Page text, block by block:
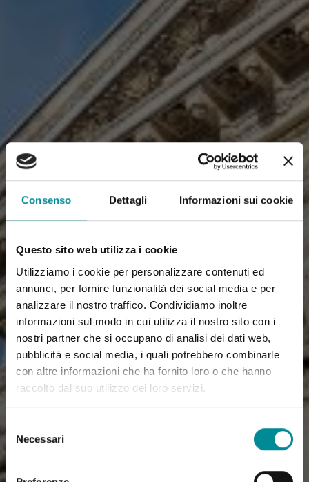
Consenso Dettagli Informazioni sui cookie
Questo sito web utilizza i cookie
Utilizziamo i cookie per personalizzare contenuti ed
annunci, per fornire funzionalità dei social media e per
analizzare il nostro traffico. Condividiamo inoltre
informazioni sul modo in cui utilizza il nostro sito con i
nostri partner che si occupano di analisi dei dati web,
pubblicità e social media, i quali potrebbero combinarle
con altre informazioni che ha fornito loro o che hanno
raccolto dal suo utilizzo dei loro servizi.
del
consenso
Necessari